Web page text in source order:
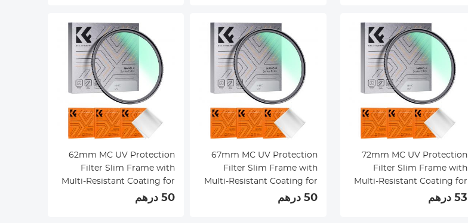
72mm MC UV Protection
Filter Slim Frame with
Multi-Resistant Coating for
Camera Lens Nano-Klear
53 درهم
67mm MC UV Protection
Filter Slim Frame with
Multi-Resistant Coating for
Camera Lens Nano-Klear
50 درهم
62mm MC UV Protection
Filter Slim Frame with
Multi-Resistant Coating for
Camera Lens Nano-Klear
50 درهم